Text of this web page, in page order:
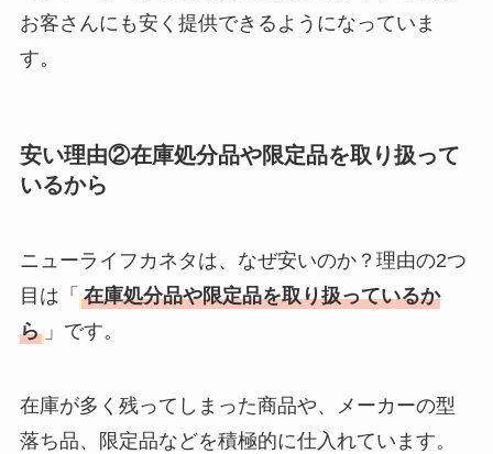
お客さんにも安く提供できるようになっていま
す。
安い理由②在庫処分品や限定品を取り扱って
いるから
ニューライフカネタは、なぜ安いのか？理由の2つ
目は「 在庫処分品や限定品を取り扱っているか
ら 」です。
在庫が多く残ってしまった商品や、メーカーの型
落ち品、限定品などを積極的に仕入れています。